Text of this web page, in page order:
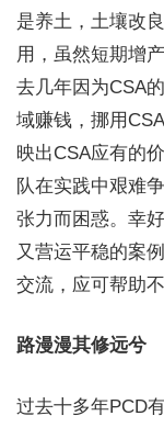
是养土，土壤改
用，虽然短期增
去几年因为CSA
域赚钱，挪用
映出CSA应有的
队在实践中艰难
张力而困惑。幸
又营运平稳的案
交流，应可帮助
路漫漫其修远兮
过去十多年PCD